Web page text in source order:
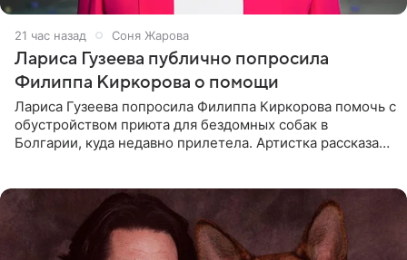
21 час назад Соня Жарова
Лариса Гузеева публично попросила
Филиппа Киркорова о помощи
Лариса Гузеева попросила Филиппа Киркорова помочь с
обустройством приюта для бездомных собак в
Болгарии, куда недавно прилетела. Артистка рассказала